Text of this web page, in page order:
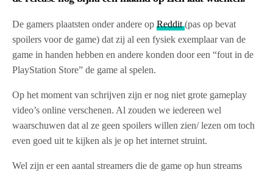
De gamers plaatsten onder andere opReddit(pas op bevat
spoilers voor de game) dat zij al een fysiek exemplaar van de
game in handen hebben en andere konden door een “fout in de
PlayStation Store” de game al spelen.
Op het moment van schrijven zijn er nog niet grote gameplay
video’s online verschenen. Al zouden we iedereen wel
waarschuwen dat al ze geen spoilers willen zien/ lezen om toch
even goed uit te kijken als je op het internet struint.
Wel zijn er een aantal streamers die de game op hun streams